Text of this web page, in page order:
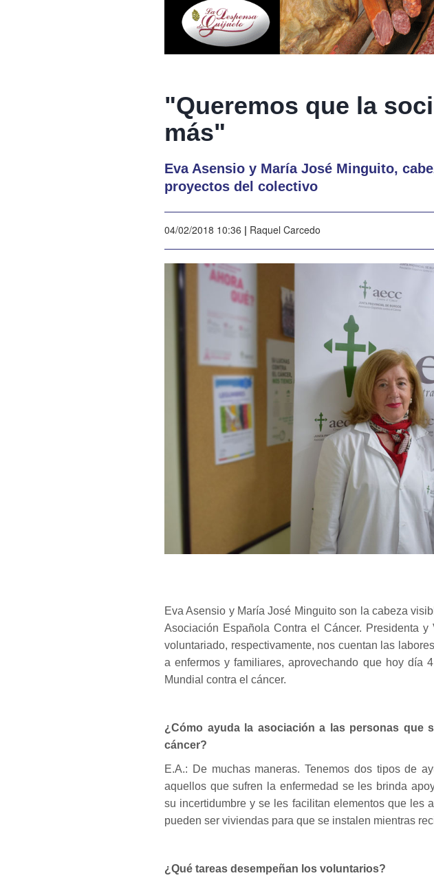
"Queremos que la
más"
Eva Asensio y María José Minguito,
proyectos del colectivo
04/02/2018 10:36 | Raquel Carcedo
Eva Asensio y María José Minguito son la cabeza
Asociación Española Contra el Cáncer. Presidenta
voluntariado, respectivamente, nos cuentan las
a enfermos y familiares, aprovechando que hoy día
Mundial contra el cáncer.
¿Cómo ayuda la asociación a las personas que
cáncer?
E.A.: De muchas maneras. Tenemos dos tipos de
aquellos que sufren la enfermedad se les brinda
su incertidumbre y se les facilitan elementos que les
pueden ser viviendas para que se instalen mientras
¿Qué tareas desempeñan los voluntarios?